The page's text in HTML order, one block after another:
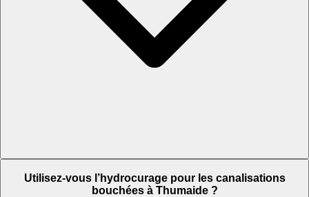
Utilisez-vous l’hydrocurage pour les canalisations
bouchées à Thumaide ?